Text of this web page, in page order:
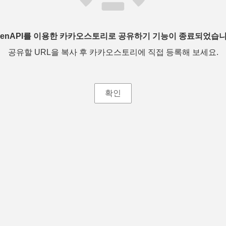
를 이용한 카카오스토리로 공유하기 기능이 종료되었습
공유할 URL을 복사 후 카카오스토리에 직접 등록해 보세요.
확인